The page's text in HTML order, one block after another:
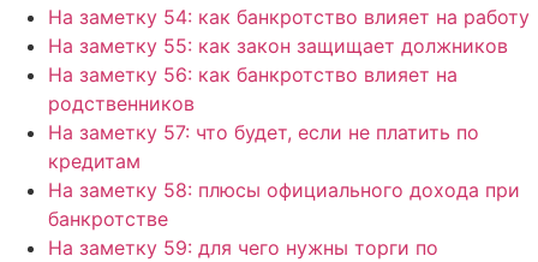
На заметку 54: как банкротство влияет на работу
На заметку 55: как закон защищает должников
На заметку 56: как банкротство влияет на
родственников
На заметку 57: что будет, если не платить по
кредитам
На заметку 58: плюсы официального дохода при
банкротстве
На заметку 59: для чего нужны торги по